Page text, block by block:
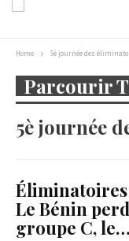
Home 5è journée des
Parcourir
5è journée
Éliminatoires
Le Bénin
groupe C, le…